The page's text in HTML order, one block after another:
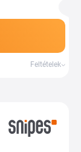
Feltételek